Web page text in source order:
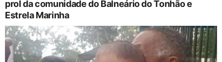
prol da comunidade do Balneário do Tonhão e
Estrela Marinha